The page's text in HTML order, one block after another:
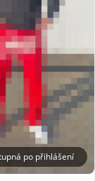
po přihlášení